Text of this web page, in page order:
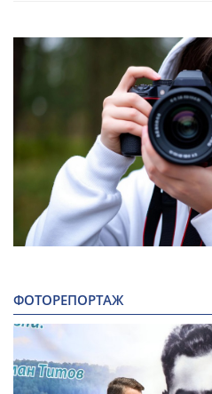
ФОТОРЕПОРТАЖ